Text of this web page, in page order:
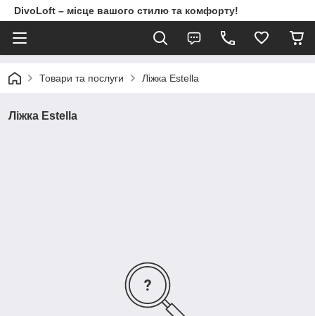
DivoLoft – місце вашого стилю та комфорту!
Товари та послуги Ліжка Estella
Ліжка Estella